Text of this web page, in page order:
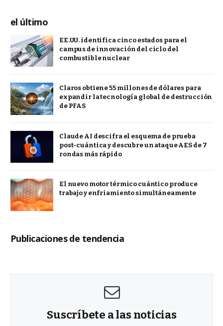
el último
EE.UU. identifica cinco estados para el
campus de innovación del ciclo del
combustible nuclear
Claros obtiene 55 millones de dólares para
expandir la tecnología global de destrucción
de PFAS
Claude AI descifra el esquema de prueba
post-cuántica y descubre un ataque AES de 7
rondas más rápido
El nuevo motor térmico cuántico produce
trabajo y enfriamiento simultáneamente
Publicaciones de tendencia
Suscríbete a las noticias